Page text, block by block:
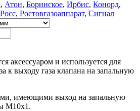
, Атон, Боринское, Ирбис, Конорд,
Росс, Ростовгазоаппарат, Сигнал
аксессуаром и используется для
к выходу газа клапана на запальную
имеющими выход на запальную
М10х1.